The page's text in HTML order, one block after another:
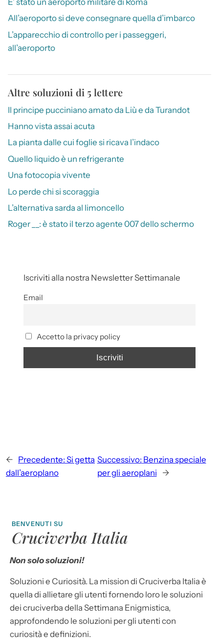
All’aeroporto si deve consegnare quella d’imbarco
L’apparecchio di controllo per i passeggeri,
all’aeroporto
Altre soluzioni di 5 lettere
Il principe pucciniano amato da Liù e da Turandot
Hanno vista assai acuta
La pianta dalle cui foglie si ricava l’indaco
Quello liquido è un refrigerante
Una fotocopia vivente
Lo perde chi si scoraggia
L’alternativa sarda al limoncello
Roger __: è stato il terzo agente 007 dello schermo
Iscriviti alla nostra Newsletter Settimanale
Email
Accetto la privacy policy
← Precedente: Si getta
dall’aeroplano
Successivo: Benzina speciale
per gli aeroplani
→
BENVENUTI SU
Cruciverba Italia
Non solo soluzioni!
Soluzioni e Curiosità. La mission di Cruciverba Italia è
quella di allietare gli utenti fornendo loro le soluzioni
dei cruciverba della Settimana Enigmistica,
approfondendo le soluzioni per gli utenti con
curiosità e definizioni.